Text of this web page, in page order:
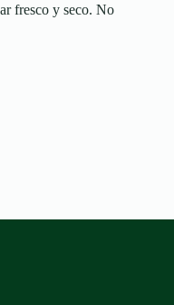
fresco y seco. No